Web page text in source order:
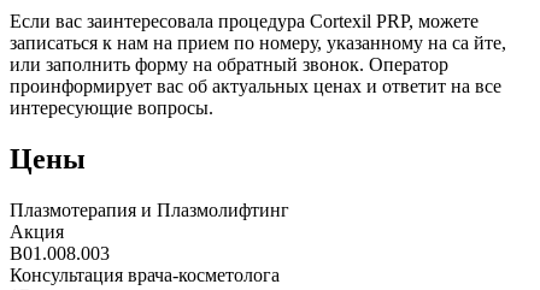
Если вас заинтересовала процедура Cortexil PRP, можете
записаться к нам на прием по номеру, указанному на са йте,
или заполнить форму на обратный звонок. Оператор
проинформирует вас об актуальных ценах и ответит на все
интересующие вопросы.
Цены
Плазмотерапия и Плазмолифтинг
Акция
В01.008.003
Консультация врача-косметолога